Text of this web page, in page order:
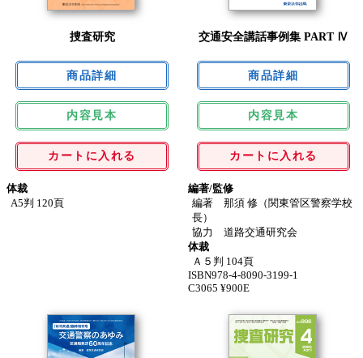
捜査研究
内容見本
カートに入れる
体裁
A5判 120頁
交通安全講話事例集 PART Ⅳ
内容見本
カートに入れる
編著/監修
編著 那須 修（関東管区警察学校
長）
協力 道路交通研究会
体裁
Ａ５判 104頁
ISBN978-4-8090-3199-1
C3065 ¥900E